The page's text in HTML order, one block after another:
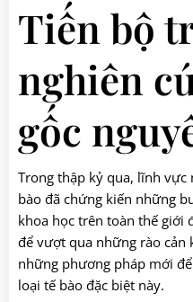
Tiến bộ
nghiên
gốc
Trong thập kỷ qua, lĩnh vực
bào đã chứng kiến những
khoa học trên toàn thế giới
để vượt qua những rào
những phương pháp mới
loại tế bào đặc biệt này.